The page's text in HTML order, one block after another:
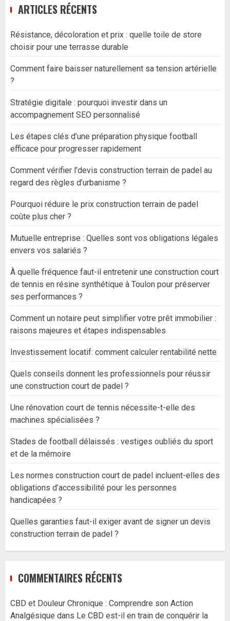
ARTICLES RÉCENTS
Résistance, décoloration et prix : quelle toile de store
choisir pour une terrasse durable
Comment faire baisser naturellement sa tension artérielle
?
Stratégie digitale : pourquoi investir dans un
accompagnement SEO personnalisé
Les étapes clés d’une préparation physique football
efficace pour progresser rapidement
Comment vérifier l’devis construction terrain de padel au
regard des règles d’urbanisme ?
Pourquoi réduire le prix construction terrain de padel
coûte plus cher ?
Mutuelle entreprise : Quelles sont vos obligations légales
envers vos salariés ?
À quelle fréquence faut-il entretenir une construction court
de tennis en résine synthétique à Toulon pour préserver
ses performances ?
Comment un notaire peut simplifier votre prêt immobilier :
raisons majeures et étapes indispensables
Investissement locatif: comment calculer rentabilité nette
Quels conseils donnent les professionnels pour réussir
une construction court de padel ?
Une rénovation court de tennis nécessite-t-elle des
machines spécialisées ?
Stades de football délaissés : vestiges oubliés du sport
et de la mémoire
Les normes construction court de padel incluent-elles des
obligations d’accessibilité pour les personnes
handicapées ?
Quelles garanties faut-il exiger avant de signer un devis
construction terrain de padel ?
COMMENTAIRES RÉCENTS
CBD et Douleur Chronique : Comprendre son Action
Analgésique dans Le CBD est-il en train de conquérir la